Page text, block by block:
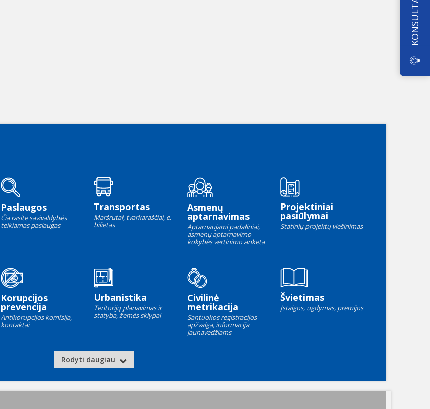
Paslaugos
Čia rasite savivaldybės
teikiamas paslaugas
Transportas
Maršrutai, tvarkaraščiai, e.
bilietas
Asmenų
aptarnavimas
Aptarnaujami padaliniai,
asmenų aptarnavimo
kokybės vertinimo anketa
Projektiniai
pasiūlymai
Statinių projektų viešinimas
Korupcijos
prevencija
Antikorupcijos komisija,
kontaktai
Urbanistika
Teritorijų planavimas ir
statyba, žemės sklypai
Civilinė
metrikacija
Santuokos registracijos
apžvalga, informacija
jaunavedžiams
Švietimas
Įstaigos, ugdymas, premijos
Rodyti daugiau